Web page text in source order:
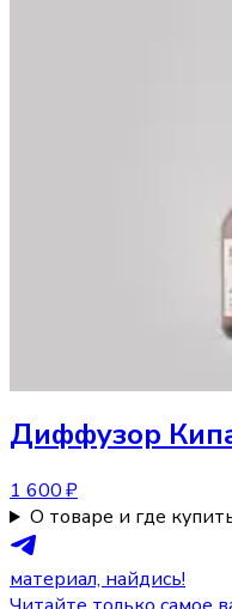
Диффузор
1 600 ₽
О товаре и где
материал, найдись!